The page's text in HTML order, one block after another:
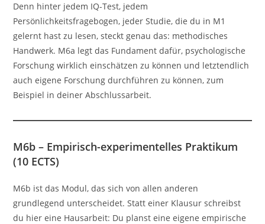
Denn hinter jedem IQ-Test, jedem
Persönlichkeitsfragebogen, jeder Studie, die du in M1
gelernt hast zu lesen, steckt genau das: methodisches
Handwerk. M6a legt das Fundament dafür, psychologische
Forschung wirklich einschätzen zu können und letztendlich
auch eigene Forschung durchführen zu können, zum
Beispiel in deiner Abschlussarbeit.
M6b – Empirisch-experimentelles Praktikum
(10 ECTS)
M6b ist das Modul, das sich von allen anderen
grundlegend unterscheidet. Statt einer Klausur schreibst
du hier eine Hausarbeit: Du planst eine eigene empirische